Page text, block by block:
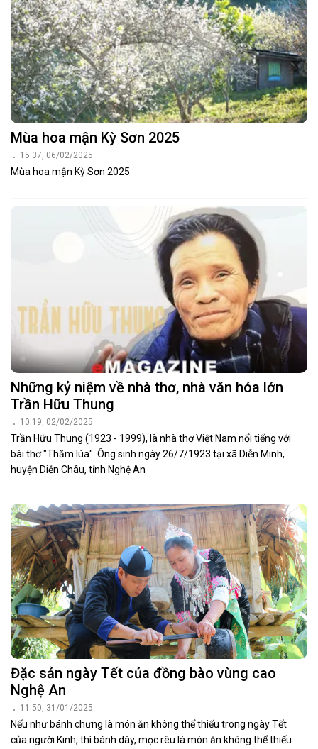
Mùa hoa mận Kỳ Sơn 2025
15:37, 06/02/2025
Mùa hoa mận Kỳ Sơn 2025
Những kỷ niệm về nhà thơ, nhà văn hóa lớn
Trần Hữu Thung
10:19, 02/02/2025
Trần Hữu Thung (1923 - 1999), là nhà thơ Việt Nam nổi tiếng với
bài thơ "Thăm lúa". Ông sinh ngày 26/7/1923 tại xã Diễn Minh,
huyện Diễn Châu, tỉnh Nghệ An
Đặc sản ngày Tết của đồng bào vùng cao
Nghệ An
11:50, 31/01/2025
Nếu như bánh chưng là món ăn không thể thiếu trong ngày Tết
của người Kinh, thì bánh dày, mọc rêu là món ăn không thể thiếu